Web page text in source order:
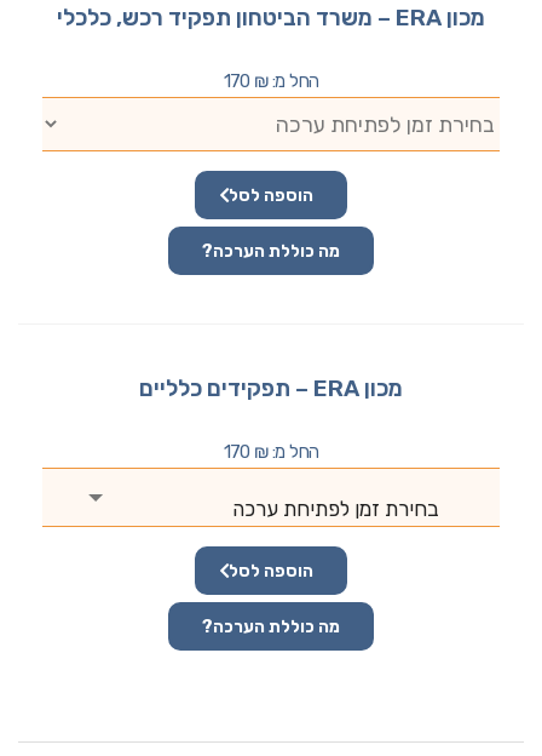
מכון ERA – משרד הביטחון תפקיד רכש, כלכלי
החל מ: 170 ₪
הוספה לסל
מה כוללת הערכה?
מכון ERA – תפקידים כלליים
החל מ: 170 ₪
בחירת זמן לפתיחת ערכה
הוספה לסל
מה כוללת הערכה?